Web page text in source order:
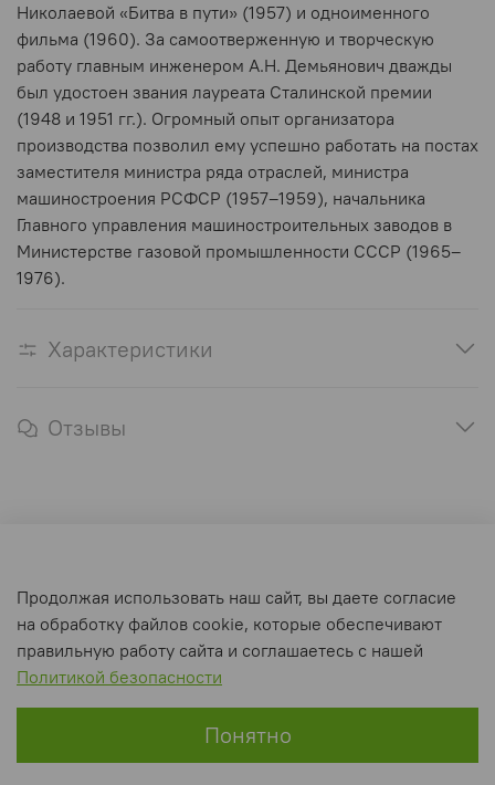
Николаевой «Битва в пути» (1957) и одноименного
фильма (1960). За самоотверженную и творческую
работу главным инженером А.Н. Демьянович дважды
был удостоен звания лауреата Сталинской премии
(1948 и 1951 гг.). Огромный опыт организатора
производства позволил ему успешно работать на постах
заместителя министра ряда отраслей, министра
машиностроения РСФСР (1957–1959), начальника
Главного управления машиностроительных заводов в
Министерстве газовой промышленности СССР (1965–
1976).
Характеристики
Отзывы
Пользовательское соглашение
Условия обмена и возврата
Интернет-магазин создан на inSales
Продолжая использовать наш сайт, вы даете согласие
на обработку файлов cookie, которые обеспечивают
правильную работу сайта и соглашаетесь с нашей
Политикой безопасности
Понятно